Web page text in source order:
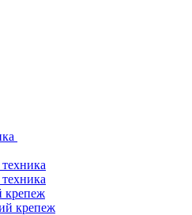
крепеж
крепеж